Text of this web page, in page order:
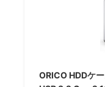
ORICO HDDケ